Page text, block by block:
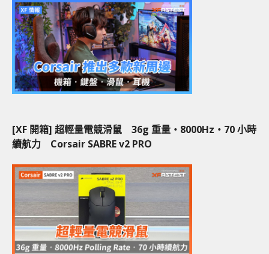
[XF 開箱] 超輕量電競滑鼠 36g 重量‧8000Hz‧70 小時
續航力 Corsair SABRE v2 PRO